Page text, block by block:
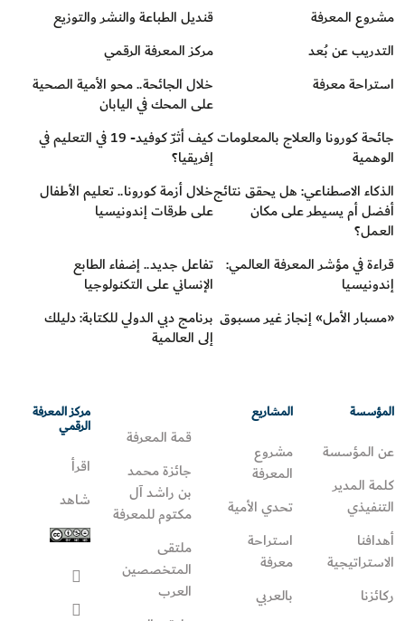
مشروع المعرفة
قنديل الطباعة والنشر والتوزيع
التدريب عن بُعد
مركز المعرفة الرقمي
استراحة معرفة
خلال الجائحة.. محو الأمية الصحية
على المحك في اليابان
جائحة كورونا والعلاج بالمعلومات
الوهمية
كيف أثرّ كوفيد- 19 في التعليم في
إفريقيا؟
الذكاء الاصطناعي: هل يحقق نتائج
أفضل أم يسيطر على مكان
العمل؟
خلال أزمة كورونا.. تعليم الأطفال
على طرقات إندونيسيا
قراءة في مؤشر المعرفة العالمي:
إندونيسيا
تفاعل جديد.. إضفاء الطابع
الإنساني على التكنولوجيا
«مسبار الأمل» إنجاز غير مسبوق برنامج دبي الدولي للكتابة: دليلك
إلى العالمية
المؤسسة
عن المؤسسة
كلمة المدير
التنفيذي
أهدافنا
الاستراتيجية
ركائزنا
المشاريع
مشروع
المعرفة
تحدي الأمية
استراحة
معرفة
بالعربي
قمة المعرفة
جائزة محمد
بن راشد آل
مكتوم للمعرفة
ملتقى
المتخصصين
العرب
مركز المعرفة
الرقمي
اقرأ
شاهد